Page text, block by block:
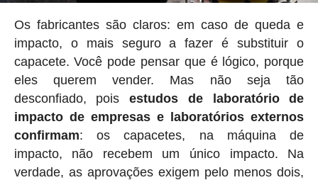
Os fabricantes são claros: em caso de queda e
impacto, o mais seguro a fazer é substituir o
capacete. Você pode pensar que é lógico, porque
eles querem vender. Mas não seja tão
desconfiado, poisestudos de laboratório de
impacto de empresas e laboratórios externos
confirmam: os capacetes, na máquina de
impacto, não recebem um único impacto. Na
verdade, as aprovações exigem pelo menos dois,